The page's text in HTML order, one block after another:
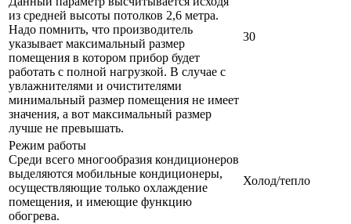
из средней высоты потолков 2,6 метра.
Надо помнить, что производитель
указывает максимальный размер
помещения в котором прибор будет
работать с полной нагрузкой. В случае с
увлажнителями и очистителями
минимальный размер помещения не имеет
значения, а вот максимальный размер
лучше не превышать.
30
Режим работы
Среди всего многообразия кондиционеров
выделяются мобильные кондиционеры,
осуществляющие только охлаждение
помещения, и имеющие функцию
обогрева.
Холод/тепло